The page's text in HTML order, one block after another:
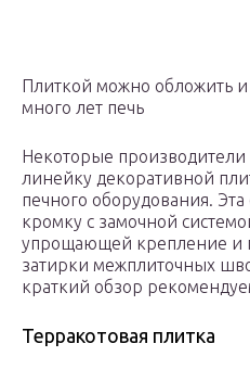
Плиткой можно обложить
много лет печь
Некоторые
линейку декоративной
печного оборудования.
кромку с замочной
упрощающей крепление и
затирки межплиточных
краткий обзор
Терракотовая плитка